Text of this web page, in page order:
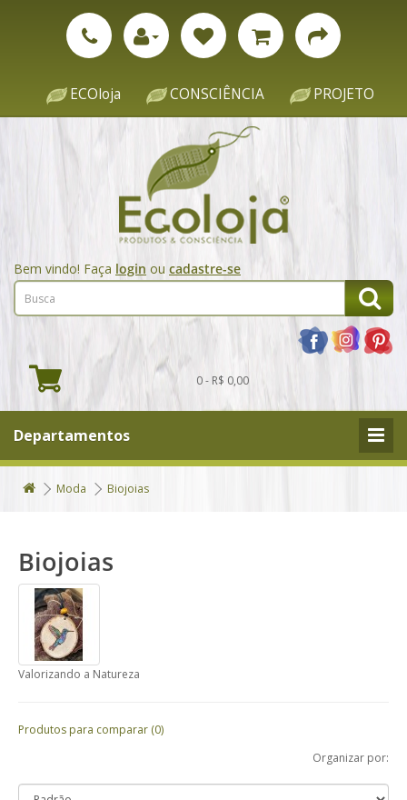
ECOloja CONSCIÊNCIA PROJETO
Bem vindo! Faça login ou cadastre-se
0 - R$ 0,00
Departamentos
Moda Biojoias
Biojoias
Valorizando a Natureza
Produtos para comparar (0)
Organizar por: